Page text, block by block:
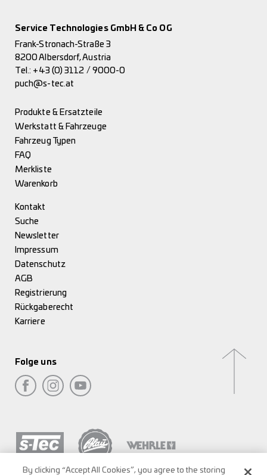
Service Technologies GmbH & Co OG
Frank-Stronach-Straße 3
8200 Albersdorf, Austria
Tel.: +43 (0) 3112 / 9000-0
puch@s-tec.at
Produkte & Ersatzteile
Werkstatt & Fahrzeuge
Fahrzeug Typen
FAQ
Merkliste
Warenkorb
Kontakt
Suche
Newsletter
Impressum
Datenschutz
AGB
Registrierung
Rückgaberecht
Karriere
Folge uns
By clicking “Accept All Cookies”, you agree to the storing